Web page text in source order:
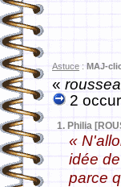
Astuce : MAJ-
«
2
1. Philia
«
idée
parce